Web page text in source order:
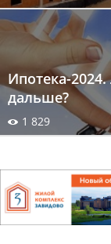
Ипотека-
дальше?
1 829